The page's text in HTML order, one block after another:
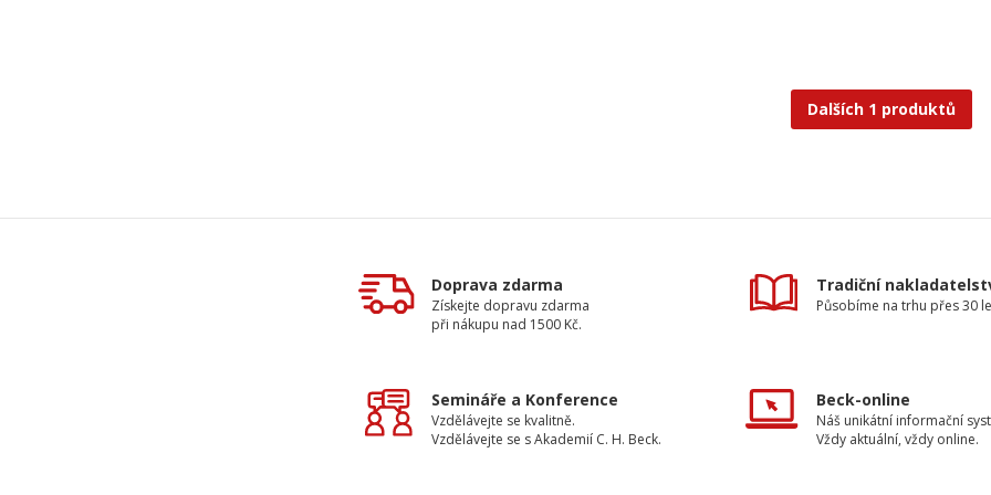
Dalších 1 produktů
Doprava zdarma
Získejte dopravu zdarma
při nákupu nad 1500 Kč.
Tradiční
Působíme na trhu přes 30
Semináře a Konference
Vzdělávejte se kvalitně.
Vzdělávejte se s Akademií C. H. Beck.
Beck-online
Náš unikátní informační
Vždy aktuální, vždy online.